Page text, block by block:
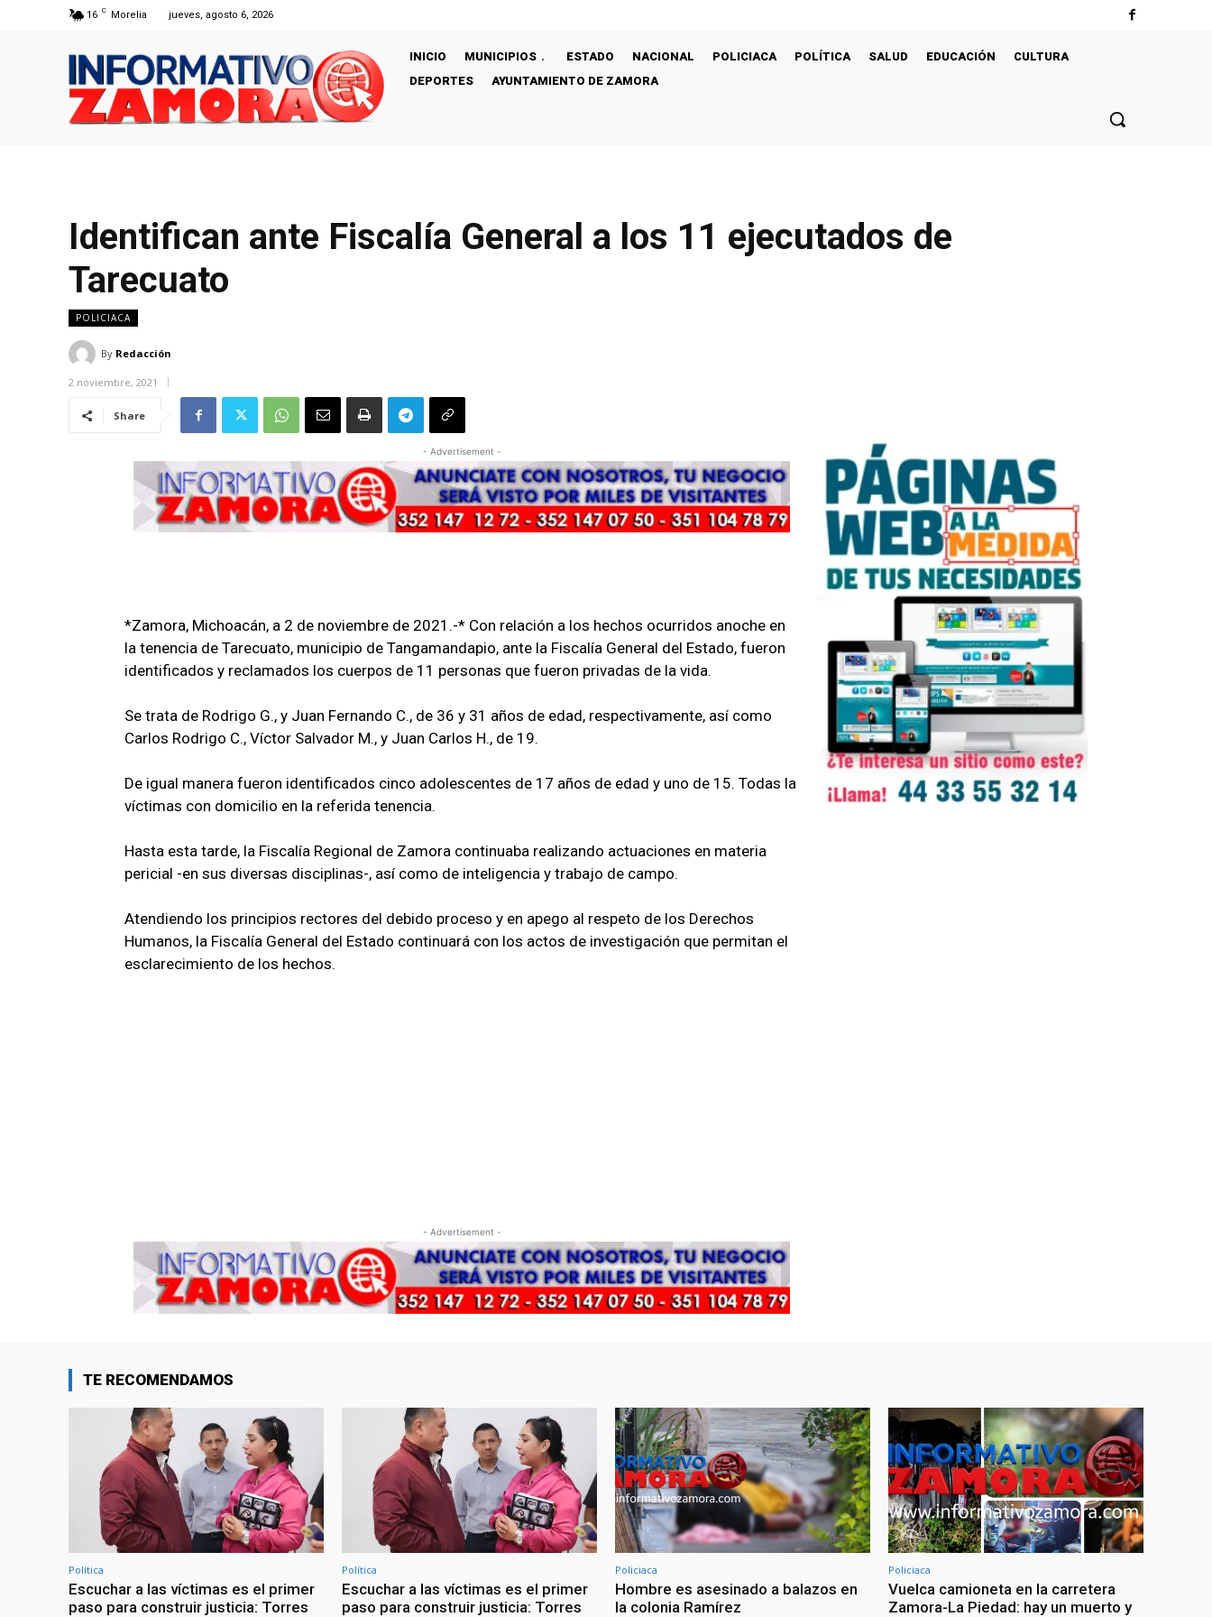
16 C Morelia jueves, agosto 6, 2026
INICIO MUNICIPIOS ESTADO NACIONAL POLICIACA POLÍTICA SALUD EDUCACIÓN
CULTURA
DEPORTES
AYUNTAMIENTO DE ZAMORA
Identifican ante Fiscalía General a los 11 ejecutados de
Tarecuato
POLICIACA
By Redacción
2 noviembre, 2021
Share
- Advertisement -
*Zamora, Michoacán, a 2 de noviembre de 2021.-* Con relación a los hechos ocurridos anoche en
la tenencia de Tarecuato, municipio de Tangamandapio, ante la Fiscalía General del Estado, fueron
identificados y reclamados los cuerpos de 11 personas que fueron privadas de la vida.
Se trata de Rodrigo G., y Juan Fernando C., de 36 y 31 años de edad, respectivamente, así como
Carlos Rodrigo C., Víctor Salvador M., y Juan Carlos H., de 19.
De igual manera fueron identificados cinco adolescentes de 17 años de edad y uno de 15. Todas la
víctimas con domicilio en la referida tenencia.
Hasta esta tarde, la Fiscalía Regional de Zamora continuaba realizando actuaciones en materia
pericial -en sus diversas disciplinas-, así como de inteligencia y trabajo de campo.
Atendiendo los principios rectores del debido proceso y en apego al respeto de los Derechos
Humanos, la Fiscalía General del Estado continuará con los actos de investigación que permitan el
esclarecimiento de los hechos.
- Advertisement -
TE RECOMENDAMOS
Política
Escuchar a las víctimas es el primer
paso para construir justicia: Torres
Política
Escuchar a las víctimas es el primer
paso para construir justicia: Torres
Policiaca
Hombre es asesinado a balazos en
la colonia Ramírez
Policiaca
Vuelca camioneta en la carretera
Zamora-La Piedad: hay un muerto y